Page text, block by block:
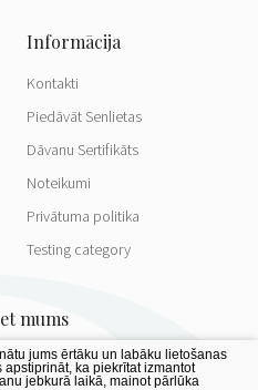
Kontakti
Piedāvāt Senlietas
Dāvanu Sertifikāts
Noteikumi
Privātuma politika
Testing category
jums ērtāku un labāku lietošanas
ka piekrītat izmantot
jebkurā laikā, mainot pārlūka